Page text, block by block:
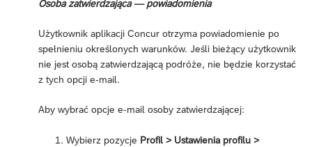
Osoba zatwierdzająca — powiadomienia
Użytkownik aplikacji Concur otrzyma powiadomienie po
spełnieniu określonych warunków. Jeśli bieżący użytkownik
nie jest osobą zatwierdzającą podróże, nie będzie korzystać
z tych opcji e-mail.
Aby wybrać opcje e-mail osoby zatwierdzającej:
Wybierz pozycje Profil > Ustawienia profilu >